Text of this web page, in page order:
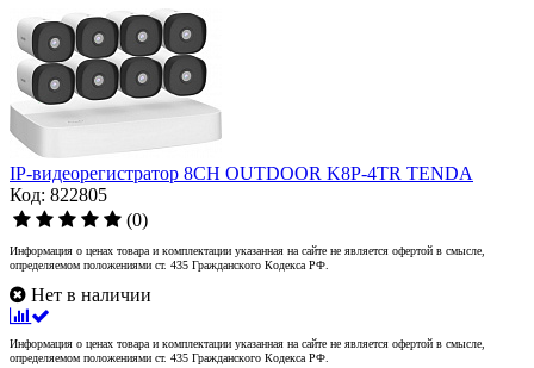
IP-видеорегистратор 8CH OUTDOOR K8P-4TR TENDA
Код: 822805
(0)
Информация о ценах товара и комплектации указанная на сайте не является офертой в смысле,
определяемом положениями ст. 435 Гражданского Кодекса РФ.
Нет в наличии
Информация о ценах товара и комплектации указанная на сайте не является офертой в смысле,
определяемом положениями ст. 435 Гражданского Кодекса РФ.